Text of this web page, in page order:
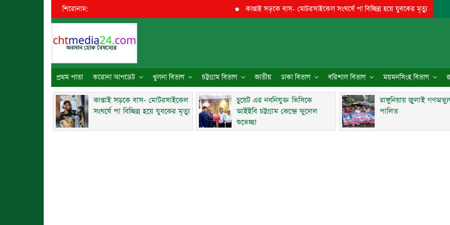
শিরোনাম: কাপ্তাই সড়কে বাস- মোটরসাইকেল সংঘর্ষে পা বিচ্ছিন্ন হয়ে যুবকের মৃত্যু●চুয়েট এর
প্রথম পাতা করোনা আপডেট খুলনা বিভাগ চট্টগ্রাম বিভাগ জাতীয় ঢাকা বিভাগ বরিশাল বিভাগ ময়মনসিংহ বিভাগ
কাপ্তাই সড়কে বাস- মোটরসাইকেল
সংঘর্ষে পা বিচ্ছিন্ন হয়ে যুবকের মৃত্যু
চুয়েট এর নবনিযুক্ত ভিসিকে
আইইবি চট্টগ্রাম কেন্দ্রে ফুলেল
শুভেচ্ছা
রাঙ্গুনিয়ায় জুলাই
পালিত